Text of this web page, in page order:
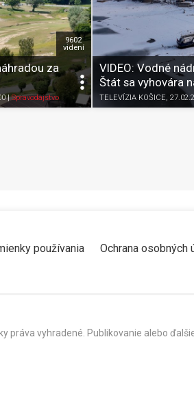
za
|Spravodajstvo Zdieľať
9602
videní
VIDEO: Vodné
Štát sa vyhovára
TELEVÍZIA KOŠICE,
používania Ochrana osobných
práva vyhradené. Publikovanie alebo